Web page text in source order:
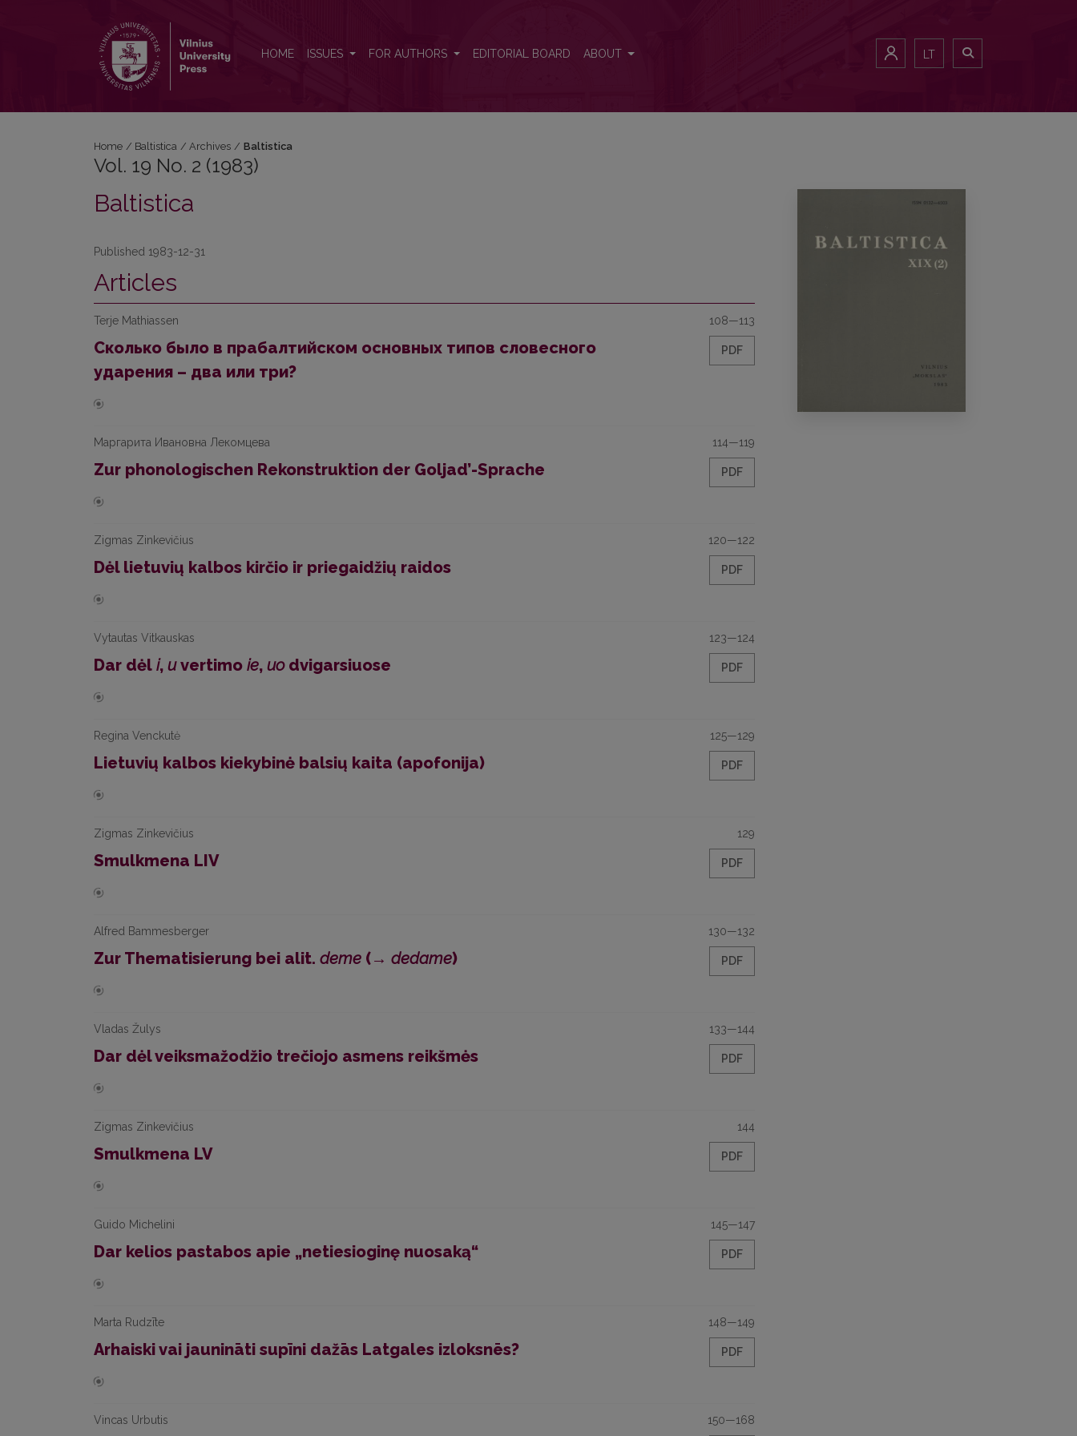
HOME ISSUES FOR AUTHORS EDITORIAL BOARD ABOUT LT
Home / Baltistica / Archives / Baltistica
Vol. 19 No. 2 (1983)
Baltistica
Published 1983-12-31
Articles
Terje Mathiassen
Сколько было в прабалтийском основных типов словесного
ударения – два или три?
108—113
PDF
Маргарита Ивановна Лекомцева
Zur phonologischen Rekonstruktion der Goljad’-Sprache
114—119
PDF
Zigmas Zinkevičius
Dėl lietuvių kalbos kirčio ir priegaidžių raidos
120—122
PDF
Vytautas Vitkauskas
Dar dėl i, uvertimo ie, uodvigarsiuose
123—124
PDF
Regina Venckutė
Lietuvių kalbos kiekybinė balsių kaita (apofonija)
125—129
PDF
Zigmas Zinkevičius
Smulkmena LIV
129
PDF
Alfred Bammesberger
Zur Thematisierung bei alit. deme (→ dedame)
130—132
PDF
Vladas Žulys
Dar dėl veiksmažodžio trečiojo asmens reikšmės
133—144
PDF
Zigmas Zinkevičius
Smulkmena LV
144
PDF
Guido Michelini
Dar kelios pastabos apie „netiesioginę nuosaką“
145—147
PDF
Marta Rudzīte
Arhaiski vai jaunināti supīni dažās Latgales izloksnēs?
148—149
PDF
Vincas Urbutis 150—168